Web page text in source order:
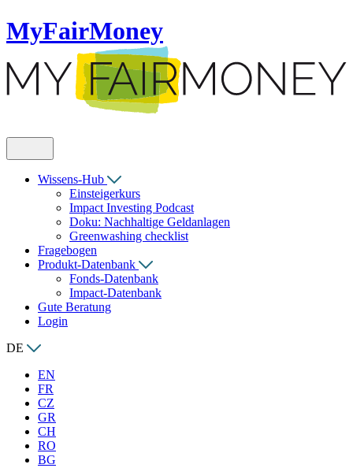
MyFairMoney
Wissens-Hub
Einsteigerkurs
Impact Investing Podcast
Doku: Nachhaltige Geldanlagen
Greenwashing checklist
Fragebogen
Produkt-Datenbank
Fonds-Datenbank
Impact-Datenbank
Gute Beratung
Login
DE
EN
FR
CZ
GR
CH
RO
BG